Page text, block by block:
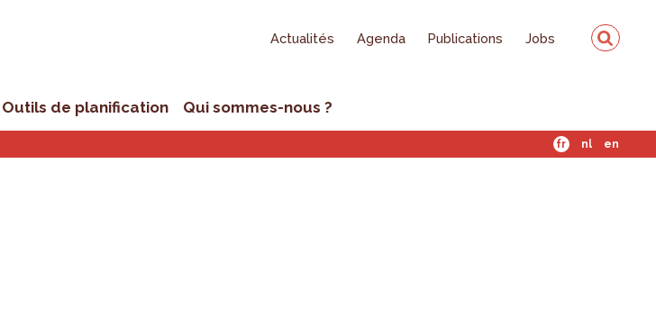
Actualités Agenda Publications Jobs
Outils de planification Qui sommes-nous ?
fr nl en